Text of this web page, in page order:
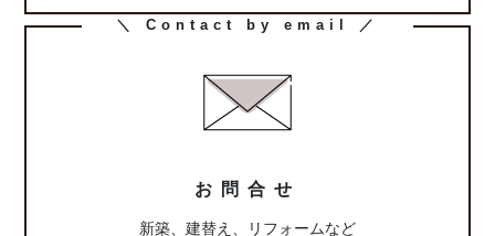
カ
＼ Contact by email ／
お問合せ
新築、建替え、リフォームなど